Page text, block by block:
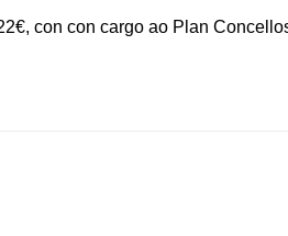
con con cargo ao Plan